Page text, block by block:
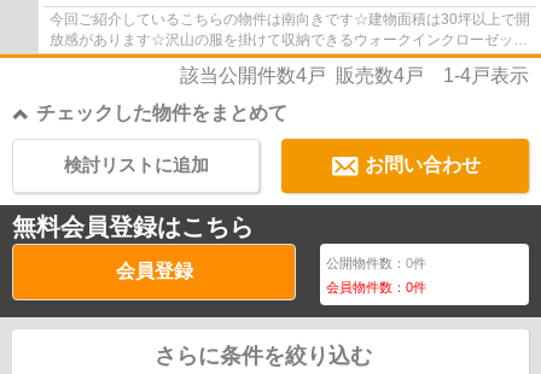
今回ご紹介しているこちらの物件は南向きです☆建物面積は30坪以上で開
放感があります☆沢山の服を掛けて収納できるウォークインクローゼット
ではすぐに服を見つけることができるので、...
該当公開件数4戸 販売数4戸 1-4戸表示
チェックした物件をまとめて
お問い合わせ
検討リストに追加
無料会員登録はこちら
会員登録 公開物件数：0件
会員物件数：0件
さらに条件を絞り込む